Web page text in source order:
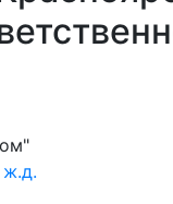
ж.д.